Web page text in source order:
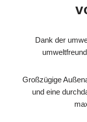
Dank der
Großzügige
und eine